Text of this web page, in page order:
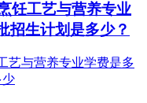
饪工艺与营养专业
招生计划是多少？